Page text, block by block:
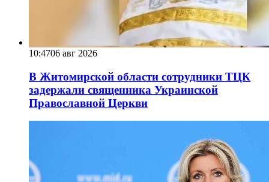
10:4706 авг 2026
В Житомирской области сотрудники ТЦК
задержали священника Украинской
Православной Церкви